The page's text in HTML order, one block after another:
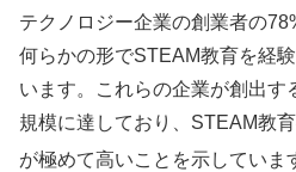
テクノロジー企業の創業者の
何らかの形でSTEAM教育を経
います。これらの企業が創出す
規模に達しており、STEAM教
が極めて高いことを示していま